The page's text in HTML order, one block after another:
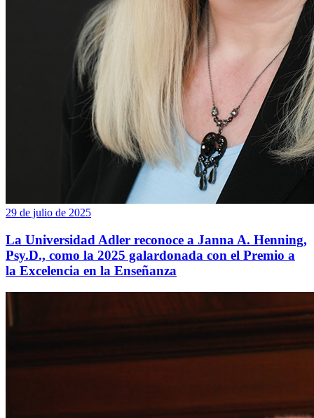
29 de julio de 2025
La Universidad Adler reconoce a Janna A. Henning,
Psy.D., como la 2025 galardonada con el Premio a
la Excelencia en la Enseñanza